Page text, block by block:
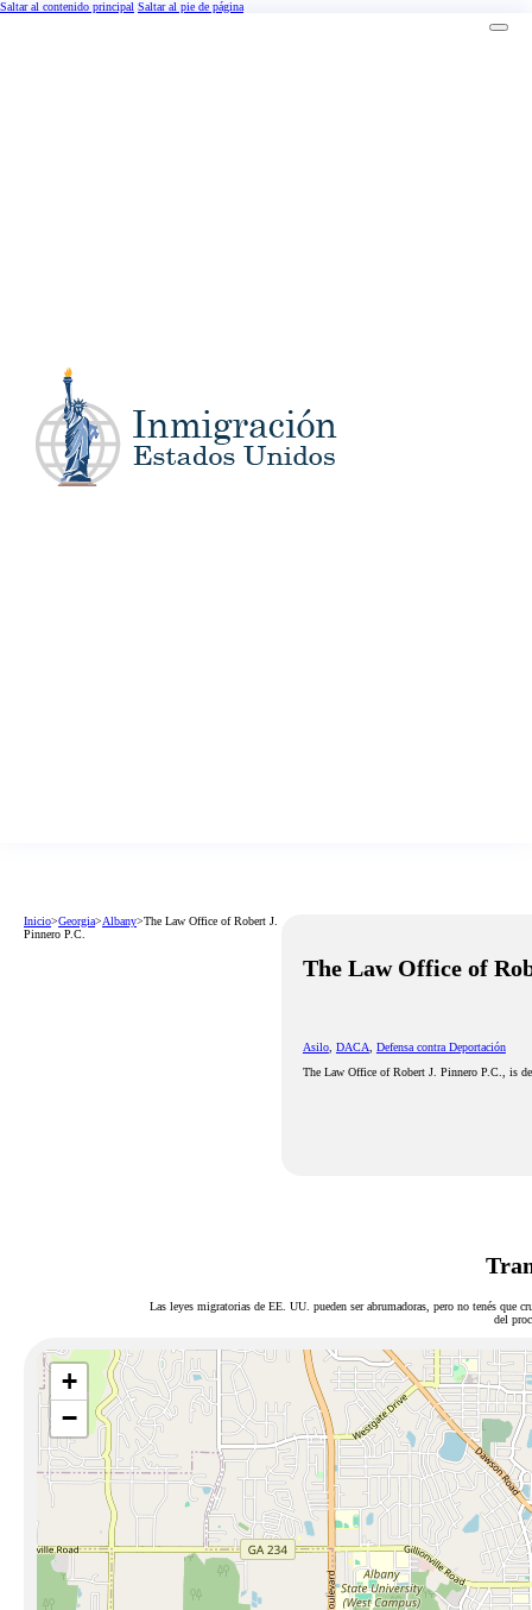
Saltar al contenido principal Saltar al pie de página
Inicio>Georgia>Albany>The Law Office of Robert J.
Pinnero P.C.
The Law Office of
Asilo, DACA, Defensa contra Deportación
The Law Office of Robert J. Pinnero P.C., is
Las leyes migratorias de EE. UU. pueden ser abrumadoras, pero no tenés que
del
+
−